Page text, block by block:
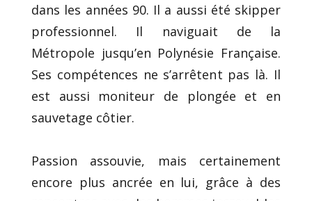
dans les années 90. Il a aussi été skipper
professionnel. Il naviguait de la
Métropole jusqu’en Polynésie Française.
Ses compétences ne s’arrêtent pas là. Il
est aussi moniteur de plongée et en
sauvetage côtier.
Passion assouvie, mais certainement
encore plus ancrée en lui, grâce à des